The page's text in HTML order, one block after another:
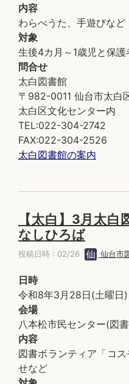
内容
わらべうた、手遊びなど
対象
生後4カ月～1歳児と保
問合せ
太白図書館
〒982-0011 仙台市太白
太白区文化センター内
TEL:022-304-2742
FAX:022-304-2526
太白図書館の案内
【太白】3月太白
なしひろば
投稿日時 : 02/26 仙台市
日時
令和8年3月28日(土曜
会場
八本松市民センター(図
内容
図書ボランティア「コ
せなど